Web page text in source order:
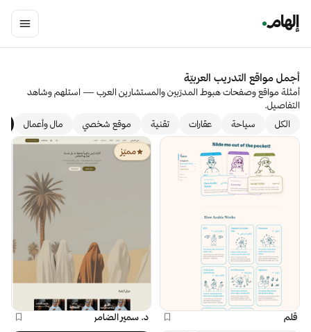
أجمل مواقع التدريب العربيّة
أمثلة مواقع وصفحات هبوط المدرّبين والمستشارين العرب — استلهم وشاهد
التفاصيل.
الكل
سياحة عقارات تقنية موقع شخصي مال وأعمال
قلم
مميّز
د. سمير الضامر